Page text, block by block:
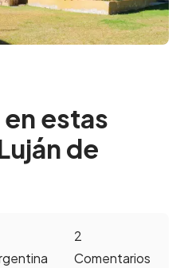
estas
de
2
Comentarios